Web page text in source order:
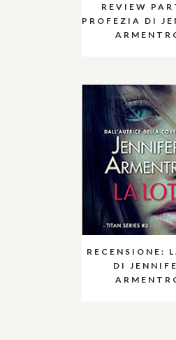
REVIEW
PROFEZIA DI
RECENSIONE:
DI